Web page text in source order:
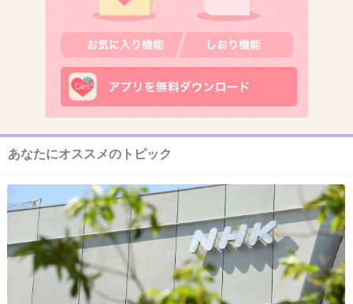
+155
2014/08/10(日) 09:22:48
普通の会社員の恋愛でしょ?
なんで報道なんてするの
+282 -2
12. 匿名 2014/08/10(日) 09:23:09
あなたにオススメのトピック